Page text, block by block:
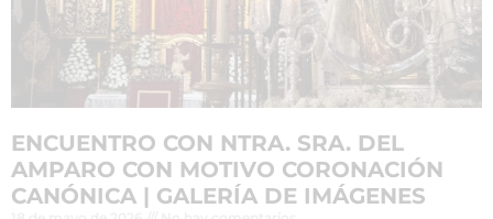
ENCUENTRO CON NTRA. SRA. DEL
AMPARO CON MOTIVO CORONACIÓN
CANÓNICA | GALERÍA DE IMÁGENES